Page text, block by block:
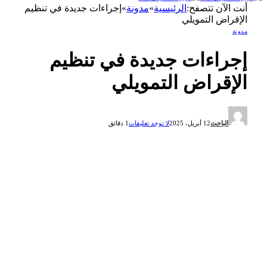
أنت الآن تتصفح:الرئيسية»مدونة»إجراءات جديدة في تنظيم
الإقراض التمويلي
مدونة
إجراءات جديدة في تنظيم
الإقراض التمويلي
الباحث12 أبريل، 2025 لا توجد تعليقات1 دقائق